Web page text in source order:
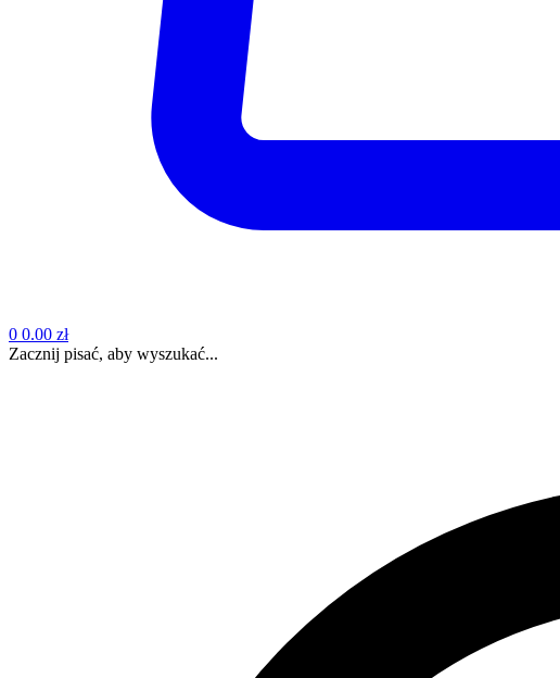
0 0.00 zł
Zacznij pisać, aby wyszukać...